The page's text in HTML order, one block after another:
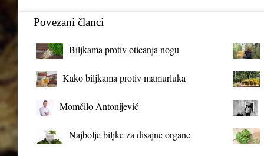
Povezani članci
Biljkama protiv oticanja nogu
Kako biljkama protiv mamurluka
Momčilo Antonijević
Najbolje biljke za disajne organe